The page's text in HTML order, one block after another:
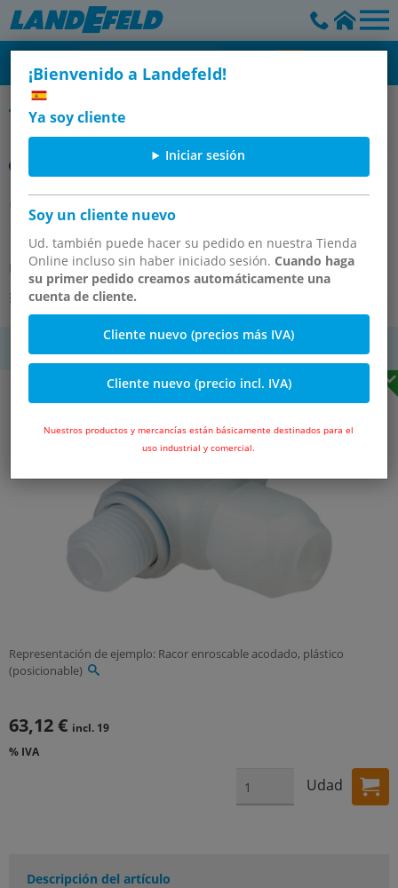
¡Bienvenido a Landefeld!
Ya soy cliente
Iniciar sesión
Soy un cliente nuevo
Ud. también puede hacer su pedido en nuestra Tienda
Online incluso sin haber iniciado sesión. Cuando haga
su primer pedido creamos automáticamente una
cuenta de cliente.
Cliente nuevo (precios más IVA)
Cliente nuevo (precio incl. IVA)
Nuestros productos y mercancías están básicamente destinados para el
uso industrial y comercial.
Racores enroscables en ángulo (posicionables)
Conexión roscada acodada G
1/8"-8x6mm, PVDF
Número de artículo: LCK 186 PVDF E
Otras variantes del artículo
IVA
Representación de ejemplo: Racor enroscable acodado, plástico
(posicionable)
63,12 € incl. 19
% IVA
Udad
Descripción del artículo